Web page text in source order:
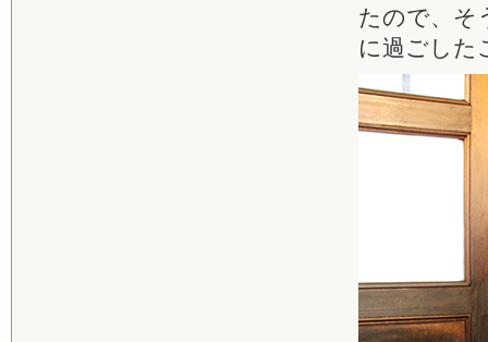
たので、そ
に過ごした